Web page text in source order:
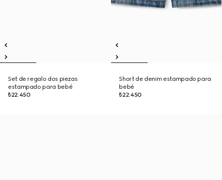
Set de regalo dos piezas
estampado para bebé
₺22.450
Short de denim estampado para
bebé
₺22.450